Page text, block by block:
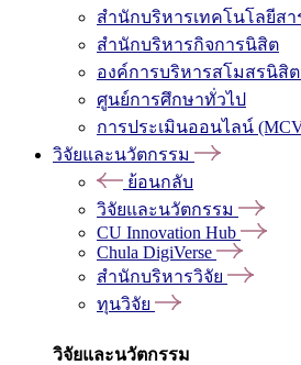
สำนักบริหารเทคโนโลยีสา
สำนักบริหารกิจการนิสิต
องค์การบริหารสโมสรนิสิ
ศูนย์การศึกษาทั่วไป
การประเมินออนไลน์
วิจัยและนวัตกรรม
ย้อนกลับ
วิจัยและนวัตกรรม
CU Innovation Hub
Chula DigiVerse
สำนักบริหารวิจัย
ทุนวิจัย
วิจัยและนวัตกรรม